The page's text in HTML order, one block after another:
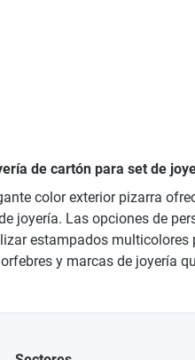
de cartón para set de
color exterior pizarra
joyería. Las opciones de
estampados
y marcas de joyería